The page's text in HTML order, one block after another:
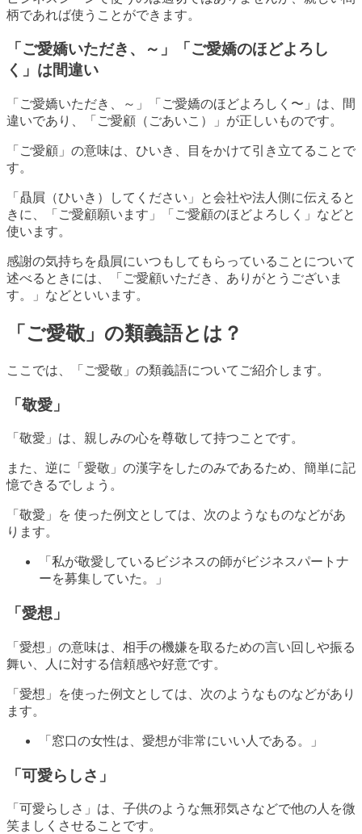
柄であれば使うことができます。
「ご愛嬌いただき、～」「ご愛嬌のほどよろし
く」は間違い
「ご愛嬌いただき、～」「ご愛嬌のほどよろしく〜」は、間
違いであり、「ご愛顧（ごあいこ）」が正しいものです。
「ご愛顧」の意味は、ひいき、目をかけて引き立てることで
す。
「贔屓（ひいき）してください」と会社や法人側に伝えると
きに、「ご愛顧願います」「ご愛顧のほどよろしく」などと
使います。
感謝の気持ちを贔屓にいつもしてもらっていることについて
述べるときには、「ご愛顧いただき、ありがとうございま
す。」などといいます。
「ご愛敬」の類義語とは？
ここでは、「ご愛敬」の類義語についてご紹介します。
「敬愛」
「敬愛」は、親しみの心を尊敬して持つことです。
また、逆に「愛敬」の漢字をしたのみであるため、簡単に記
憶できるでしょう。
「敬愛」を 使った例文としては、次のようなものなどがあ
ります。
「私が敬愛しているビジネスの師がビジネスパートナ
ーを募集していた。」
「愛想」
「愛想」の意味は、相手の機嫌を取るための言い回しや振る
舞い、人に対する信頼感や好意です。
「愛想」を使った例文としては、次のようなものなどがあり
ます。
「窓口の女性は、愛想が非常にいい人である。」
「可愛らしさ」
「可愛らしさ」は、子供のような無邪気さなどで他の人を微
笑ましくさせることです。